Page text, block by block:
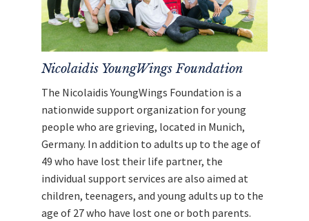
YoungWings Stiftungweiter.
Nicolaidis YoungWings Foundation
The Nicolaidis YoungWings Foundation is a
nationwide support organization for young
people who are grieving, located in Munich,
Germany. In addition to adults up to the age of
49 who have lost their life partner, the
individual support services are also aimed at
children, teenagers, and young adults up to the
age of 27 who have lost one or both parents.